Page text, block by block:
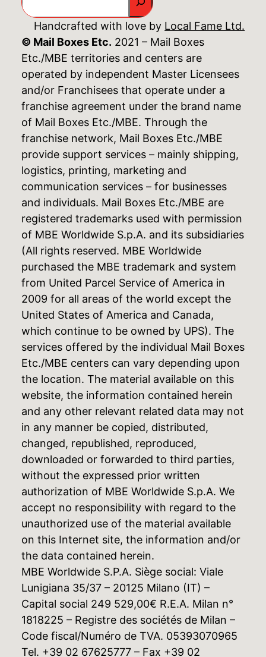
Handcrafted with love by Local Fame Ltd.
© Mail Boxes Etc. 2021 – Mail Boxes
Etc./MBE territories and centers are
operated by independent Master Licensees
and/or Franchisees that operate under a
franchise agreement under the brand name
of Mail Boxes Etc./MBE. Through the
franchise network, Mail Boxes Etc./MBE
provide support services – mainly shipping,
logistics, printing, marketing and
communication services – for businesses
and individuals. Mail Boxes Etc./MBE are
registered trademarks used with permission
of MBE Worldwide S.p.A. and its subsidiaries
(All rights reserved. MBE Worldwide
purchased the MBE trademark and system
from United Parcel Service of America in
2009 for all areas of the world except the
United States of America and Canada,
which continue to be owned by UPS). The
services offered by the individual Mail Boxes
Etc./MBE centers can vary depending upon
the location. The material available on this
website, the information contained herein
and any other relevant related data may not
in any manner be copied, distributed,
changed, republished, reproduced,
downloaded or forwarded to third parties,
without the expressed prior written
authorization of MBE Worldwide S.p.A. We
accept no responsibility with regard to the
unauthorized use of the material available
on this Internet site, the information and/or
the data contained herein.
MBE Worldwide S.P.A. Siège social: Viale
Lunigiana 35/37 – 20125 Milano (IT) –
Capital social 249 529,00€ R.E.A. Milan n°
1818225 – Registre des sociétés de Milan –
Code fiscal/Numéro de TVA. 05393070965
Tel. +39 02 67625777 – Fax +39 02